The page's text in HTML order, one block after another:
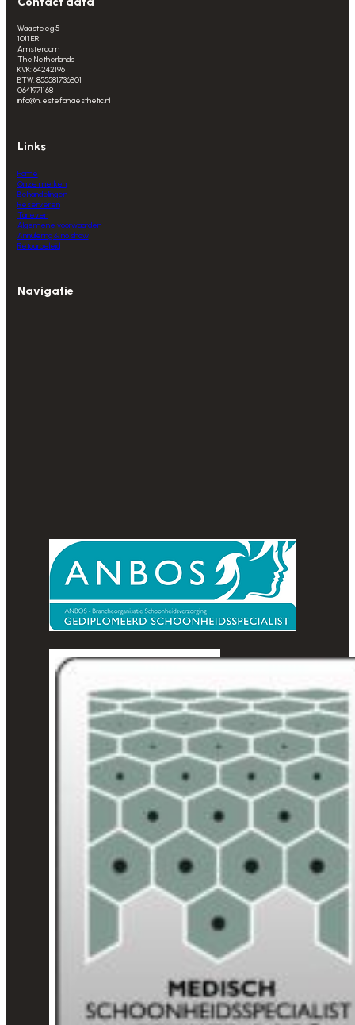
Waalsteeg 5
1011 ER
Amsterdam
The Netherlands
KVK: 64242196
BTW: 855581736B01
0641971168
info@nl.estefaniaesthetic.nl
Links
Home
Onze merken
Behandelingen
Reserveren
Tarieven
Algemene voorwaarden
Annulering & no show
Retourbeleid
Navigatie